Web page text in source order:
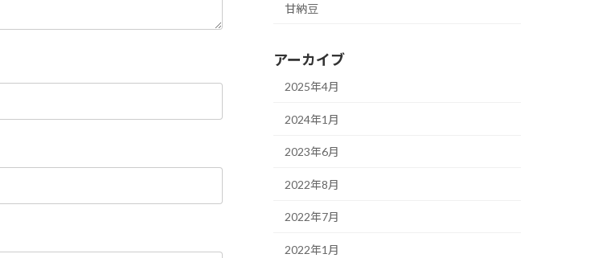
甘納豆
アーカイブ
2025年4月
2024年1月
2023年6月
2022年8月
2022年7月
2022年1月